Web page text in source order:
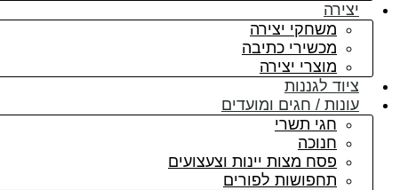
יצירה
משחקי יצירה
מכשירי כתיבה
מוצרי יצירה
ציוד לגננות
עונות / חגים ומועדים
חגי תשרי
חנוכה
פסח מצות יינות וצעצועים
תחפושות לפורים